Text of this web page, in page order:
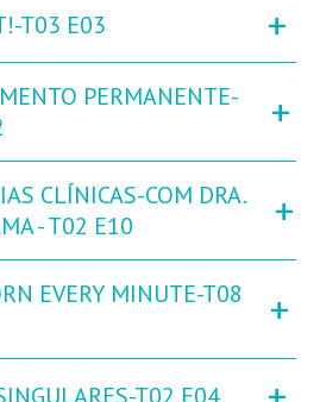
T03 E03 +
PERMANENTE-
+
CLÍNICAS-COM DRA.
- T02 E10
+
EVERY MINUTE-T08
+